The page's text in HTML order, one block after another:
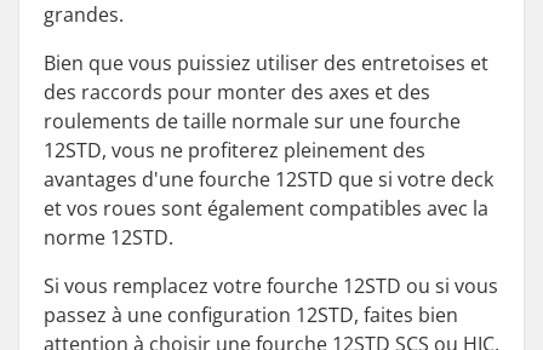
grandes.
Bien que vous puissiez utiliser des entretoises et
des raccords pour monter des axes et des
roulements de taille normale sur une fourche
12STD, vous ne profiterez pleinement des
avantages d'une fourche 12STD que si votre deck
et vos roues sont également compatibles avec la
norme 12STD.
Si vous remplacez votre fourche 12STD ou si vous
passez à une configuration 12STD, faites bien
attention à choisir une fourche 12STD SCS ou HIC.